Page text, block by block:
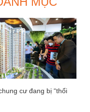
cư đang bị “thổi